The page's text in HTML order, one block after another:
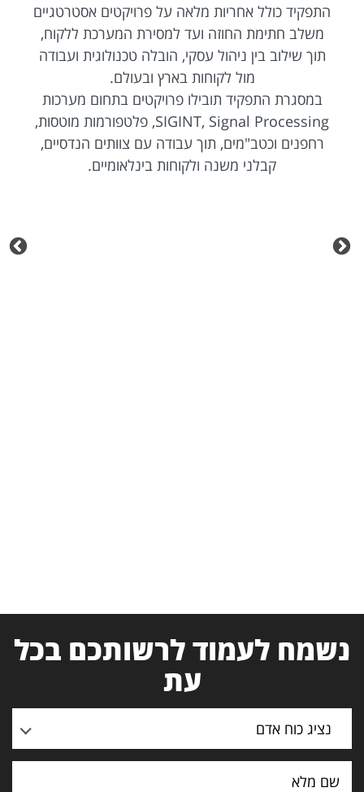
התפקיד כולל אחריות מלאה על פרויקטים אסטרטגיים
משלב חתימת החוזה ועד למסירת המערכת ללקוח,
תוך שילוב בין ניהול עסקי, הובלה טכנולוגית ועבודה
מול לקוחות בארץ ובעולם.
במסגרת התפקיד תובילו פרויקטים בתחום מערכות
SIGINT, Signal Processing, פלטפורמות מוטסות,
רחפנים וכטב"מים, תוך עבודה עם צוותים הנדסיים,
קבלני משנה ולקוחות בינלאומיים.
נשמח לעמוד לרשותכם בכל
עת
נציג כוח אדם